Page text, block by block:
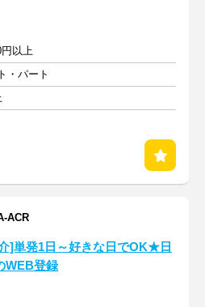
以上
・パート
ACR
]単発1日～好きな日でOK★日
WEB登録